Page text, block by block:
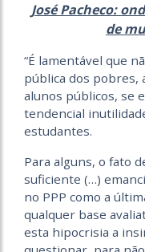
José Pacheco:
de
“É lamentável que
pública dos pobres,
alunos públicos, se
tendencial
estudantes.
Para alguns, o fato
suficiente (…)
no PPP como a
qualquer base
esta hipocrisia a